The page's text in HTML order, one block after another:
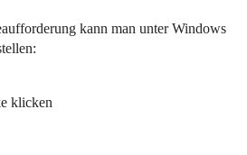
kann man unter Windows
klicken